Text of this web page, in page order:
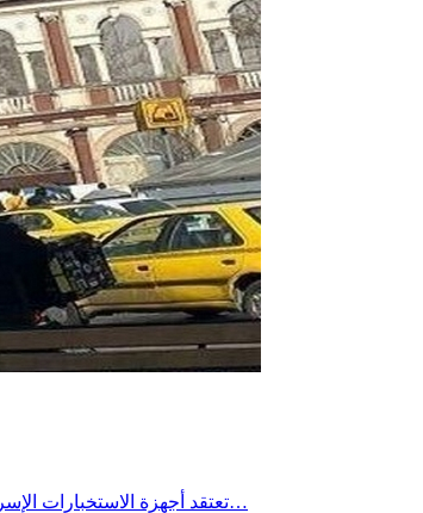
تعتقد أجهزة الاستخبارات الإسرائيلية أن إيران نقلت آلاف أجهزة الطرد المركزي المستخدمة في تخصيب اليورانيوم إلى أنفاق محفورة في أعماق جبل خلال الخريف الماضي، وفق ما نقلته…